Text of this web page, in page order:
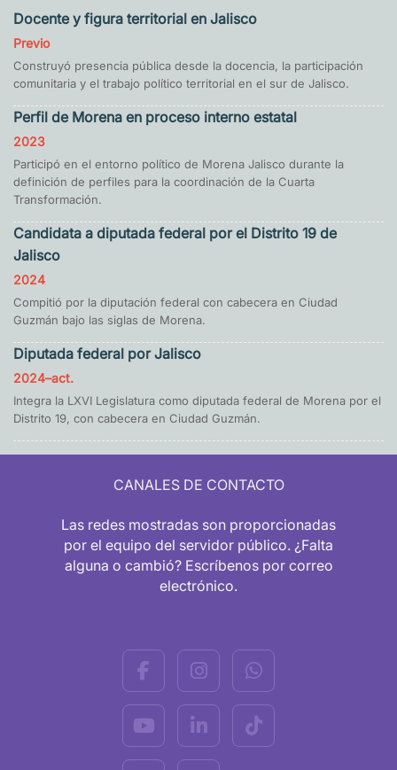
Docente y figura territorial en Jalisco
Previo
Construyó presencia pública desde la docencia, la participación
comunitaria y el trabajo político territorial en el sur de Jalisco.
Perfil de Morena en proceso interno estatal
2023
Participó en el entorno político de Morena Jalisco durante la
definición de perfiles para la coordinación de la Cuarta
Transformación.
Candidata a diputada federal por el Distrito 19 de
Jalisco
2024
Compitió por la diputación federal con cabecera en Ciudad
Guzmán bajo las siglas de Morena.
Diputada federal por Jalisco
2024–act.
Integra la LXVI Legislatura como diputada federal de Morena por el
Distrito 19, con cabecera en Ciudad Guzmán.
CANALES DE CONTACTO
Las redes mostradas son proporcionadas
por el equipo del servidor público. ¿Falta
alguna o cambió? Escríbenos por correo
electrónico.